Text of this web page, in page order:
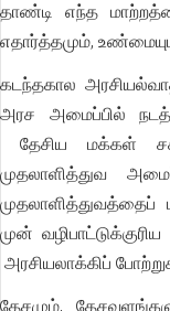
தாண்டி எந்த
எதார்த்தமும்,
கடந்தகால
அரச அமைப்பில்
தேசிய மக்கள்
முதலாளித்துவ
முன்
அரசியலாக்கிப்
தேசமும்,